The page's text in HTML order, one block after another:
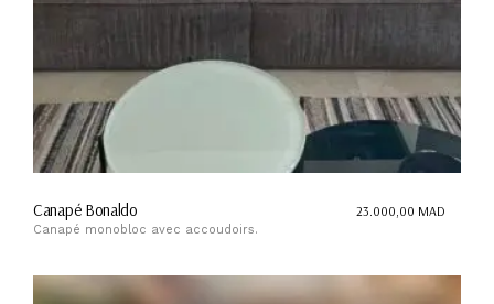
Canapé Bonaldo
Canapé monobloc avec accoudoirs.
23.000,00 MAD